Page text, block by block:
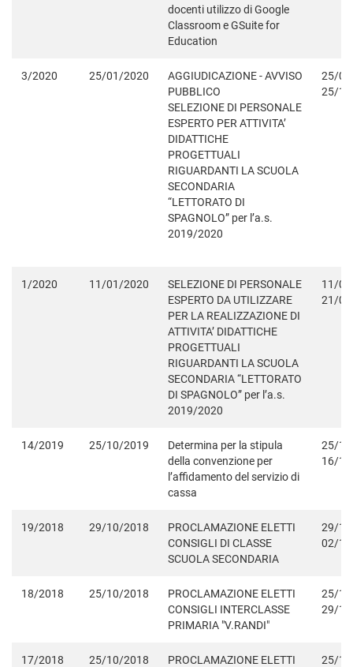
docenti utilizzo di Google
Classroom e GSuite for
Education
3/2020 25/01/2020
AGGIUDICAZIONE - AVVISO
PUBBLICO
SELEZIONE DI PERSONALE
ESPERTO PER ATTIVITA’
DIDATTICHE
PROGETTUALI
RIGUARDANTI LA SCUOLA
SECONDARIA
“LETTORATO DI
SPAGNOLO” per l’a.s.
2019/2020
25/
25/
1/2020 11/01/2020
SELEZIONE DI PERSONALE
ESPERTO DA UTILIZZARE
PER LA REALIZZAZIONE DI
ATTIVITA’ DIDATTICHE
PROGETTUALI
RIGUARDANTI LA SCUOLA
SECONDARIA “LETTORATO
DI SPAGNOLO” per l’a.s.
2019/2020
11/
21/
14/2019 25/10/2019
Determina per la stipula
della convenzione per
l’affidamento del servizio di
cassa
25/
16/
19/2018 29/10/2018
PROCLAMAZIONE ELETTI
CONSIGLI DI CLASSE
SCUOLA SECONDARIA
29/
02/
18/2018 25/10/2018
PROCLAMAZIONE ELETTI
CONSIGLI INTERCLASSE
PRIMARIA "V.RANDI"
25/
29/
17/2018 25/10/2018
PROCLAMAZIONE ELETTI
25/